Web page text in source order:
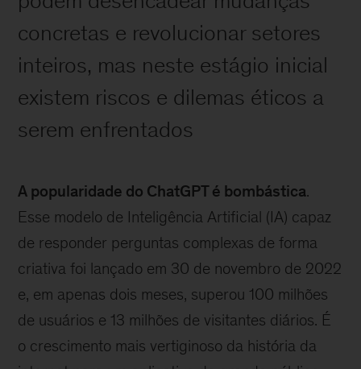
concretas e revolucionar setores
inteiros, mas neste estágio inicial
existem riscos e dilemas éticos a
serem enfrentados
A popularidade do ChatGPT é bombástica.
Esse modelo de Inteligência Artificial (IA) capaz
de responder perguntas complexas de forma
criativa foi lançado em 30 de novembro de 2022
e, em apenas dois meses, superou 100 milhões
de usuários e 13 milhões de visitantes diários. É
o crescimento mais vertiginoso da história da